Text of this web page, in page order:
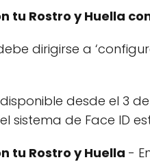
tu Rostro y Huella
dirigirse a
disponible desde el 3
sistema de Face ID
tu Rostro y Huella -